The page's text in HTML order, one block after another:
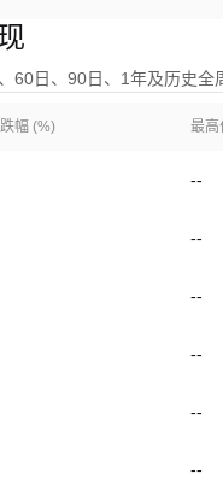
60日、90日、1年及历史全
幅 (%) 最高
--
--
--
--
--
--